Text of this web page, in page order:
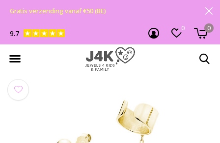
0 0
9.7
Gratis verzending vanaf €50 (BE)